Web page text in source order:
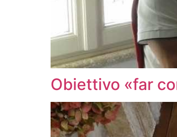
Obiettivo «far